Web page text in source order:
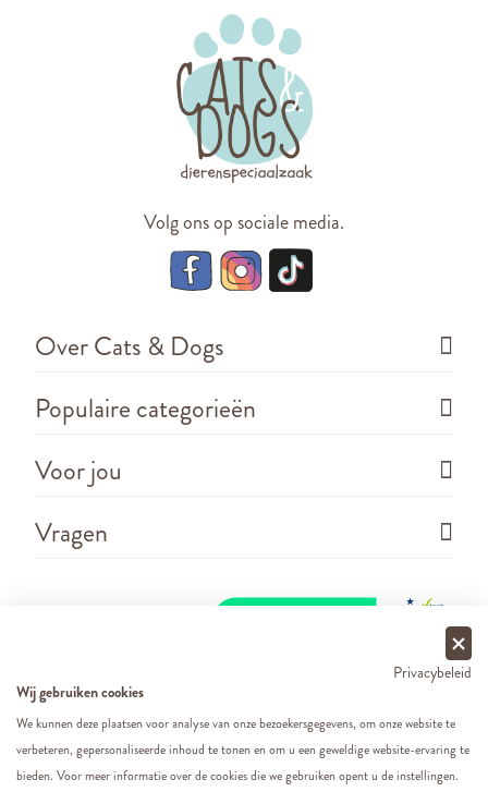
Volg ons op sociale media.
Over Cats & Dogs
Populaire categorieën
Voor jou
Vragen
Copyright ©2026 - Cats&Dogs - Website byeWings
e-commerce
Privacybeleid
Wij gebruiken cookies
We kunnen deze plaatsen voor analyse van onze bezoekersgegevens, om onze website te
verbeteren, gepersonaliseerde inhoud te tonen en om u een geweldige website-ervaring te
bieden. Voor meer informatie over de cookies die we gebruiken opent u de instellingen.